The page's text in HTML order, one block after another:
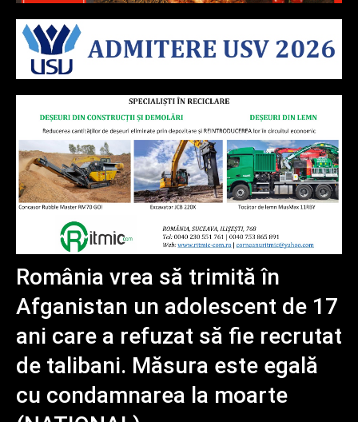
România vrea să trimită în
Afganistan un adolescent de 17
ani care a refuzat să fie recrutat
de talibani. Măsura este egală
cu condamnarea la moarte